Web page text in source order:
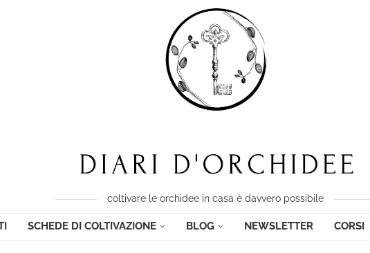
coltivare le orchidee in casa è davvero possibile
SCHEDE DI COLTIVAZIONE BLOG NEWSLETTER CORSI